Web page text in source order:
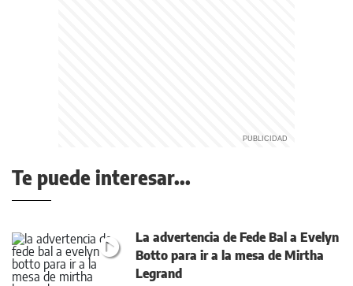
Te puede interesar...
La advertencia de Fede Bal a Evelyn
Botto para ir a la mesa de Mirtha
Legrand